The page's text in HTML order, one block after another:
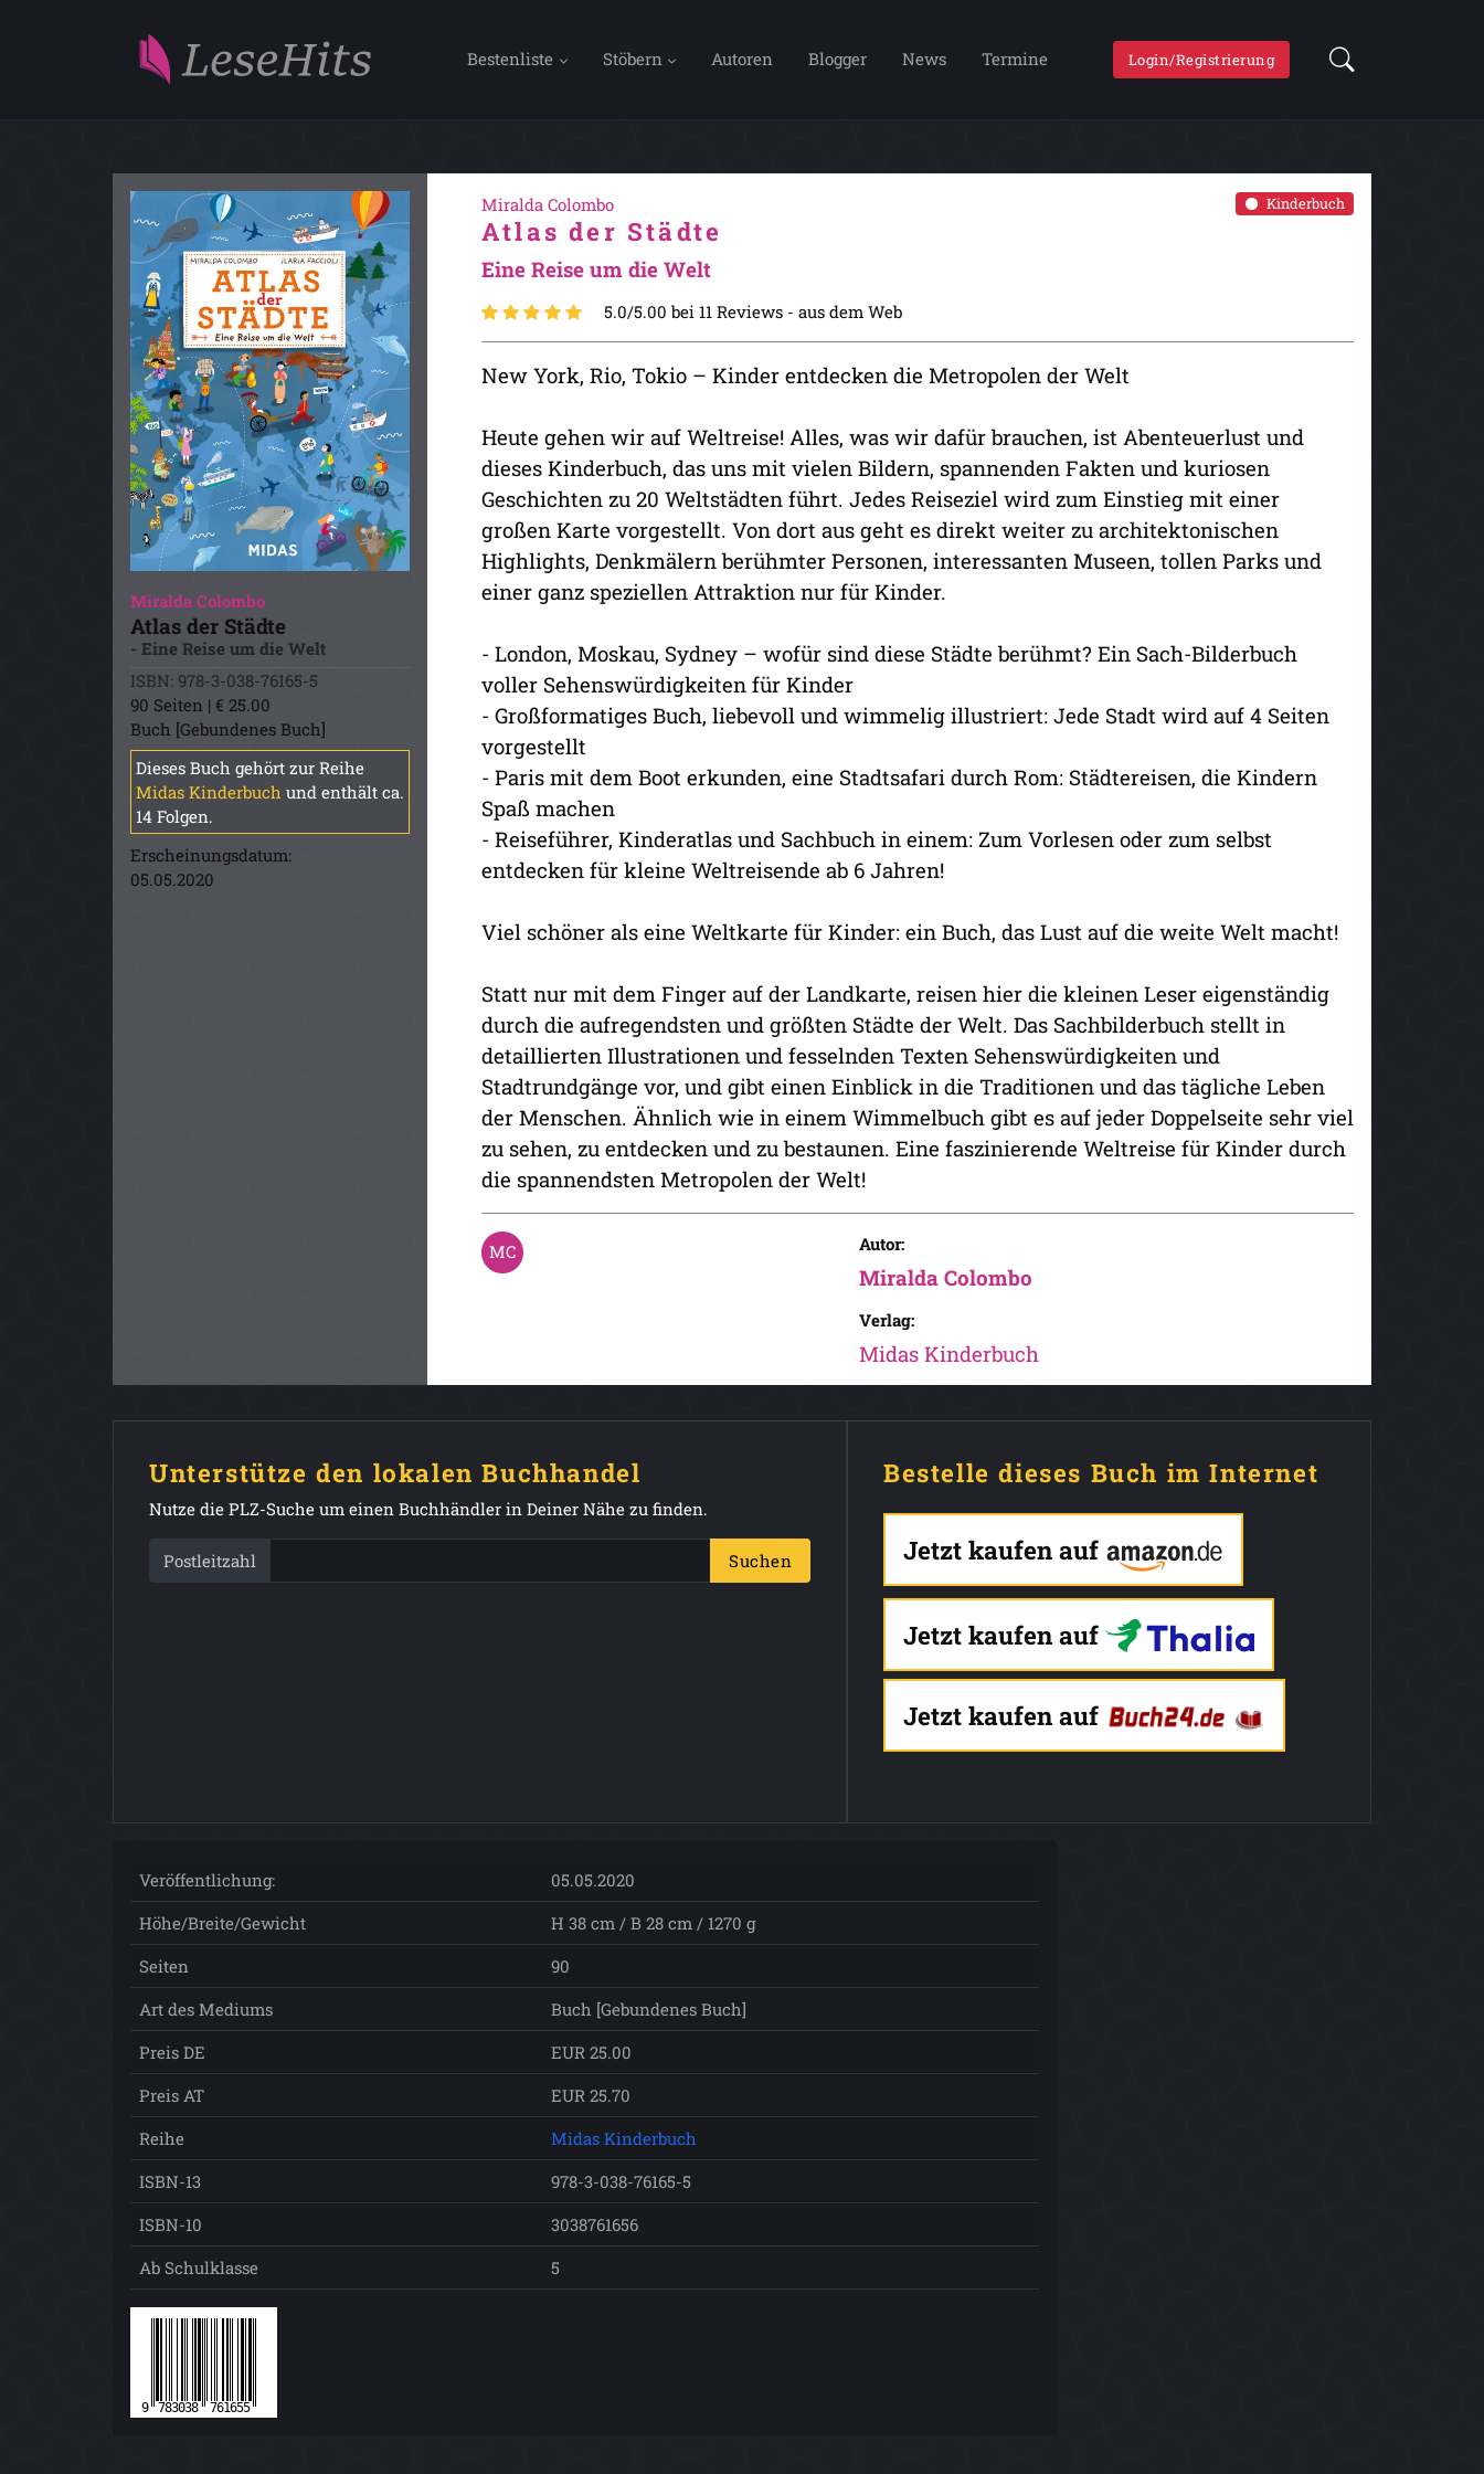
Bestenliste Stöbern Autoren Blogger News Termine Login/Registrierung
Miralda Colombo
Atlas der Städte
- Eine Reise um die Welt
ISBN: 978-3-038-76165-5
90 Seiten | € 25.00
Buch [Gebundenes Buch]
Dieses Buch gehört zur Reihe
Midas Kinderbuch und enthält ca.
14 Folgen.
Erscheinungsdatum:
05.05.2020
Kinderbuch
Miralda Colombo
Atlas der Städte
Eine Reise um die Welt
5.0/5.00 bei 11 Reviews - aus dem Web
New York, Rio, Tokio – Kinder entdecken die Metropolen der Welt
Heute gehen wir auf Weltreise! Alles, was wir dafür brauchen, ist Abenteuerlust und
dieses Kinderbuch, das uns mit vielen Bildern, spannenden Fakten und kuriosen
Geschichten zu 20 Weltstädten führt. Jedes Reiseziel wird zum Einstieg mit einer
großen Karte vorgestellt. Von dort aus geht es direkt weiter zu architektonischen
Highlights, Denkmälern berühmter Personen, interessanten Museen, tollen Parks und
einer ganz speziellen Attraktion nur für Kinder.
- London, Moskau, Sydney – wofür sind diese Städte berühmt? Ein Sach-Bilderbuch
voller Sehenswürdigkeiten für Kinder
- Großformatiges Buch, liebevoll und wimmelig illustriert: Jede Stadt wird auf 4 Seiten
vorgestellt
- Paris mit dem Boot erkunden, eine Stadtsafari durch Rom: Städtereisen, die Kindern
Spaß machen
- Reiseführer, Kinderatlas und Sachbuch in einem: Zum Vorlesen oder zum selbst
entdecken für kleine Weltreisende ab 6 Jahren!
Viel schöner als eine Weltkarte für Kinder: ein Buch, das Lust auf die weite Welt macht!
Statt nur mit dem Finger auf der Landkarte, reisen hier die kleinen Leser eigenständig
durch die aufregendsten und größten Städte der Welt. Das Sachbilderbuch stellt in
detaillierten Illustrationen und fesselnden Texten Sehenswürdigkeiten und
Stadtrundgänge vor, und gibt einen Einblick in die Traditionen und das tägliche Leben
der Menschen. Ähnlich wie in einem Wimmelbuch gibt es auf jeder Doppelseite sehr viel
zu sehen, zu entdecken und zu bestaunen. Eine faszinierende Weltreise für Kinder durch
die spannendsten Metropolen der Welt!
Autor:
Miralda Colombo
Verlag:
Midas Kinderbuch
Unterstütze den lokalen Buchhandel
Nutze die PLZ-Suche um einen Buchhändler in Deiner Nähe zu finden.
Postleitzahl Suchen
Bestelle dieses Buch im Internet
Jetzt kaufen auf
Jetzt kaufen auf
Jetzt kaufen auf
Veröffentlichung:
05.05.2020
Höhe/Breite/Gewicht
H 38 cm / B 28 cm / 1270 g
Seiten
90
Art des Mediums
Buch [Gebundenes Buch]
Preis DE
EUR 25.00
Preis AT
EUR 25.70
Reihe
Midas Kinderbuch
ISBN-13
978-3-038-76165-5
ISBN-10
3038761656
Ab Schulklasse
5